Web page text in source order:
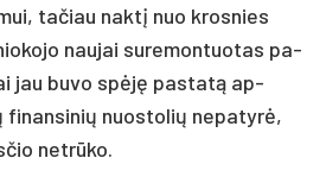
ta­čiau naktį nuo kros­nies
nau­jai su­re­mon­tuo­tas pa­
jau bu­vo spėję pa­statą ap­
nuo­sto­lių ne­pa­tyrė,
ne­trūko.